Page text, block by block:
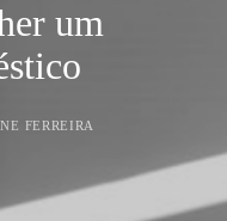
um
FERREIRA